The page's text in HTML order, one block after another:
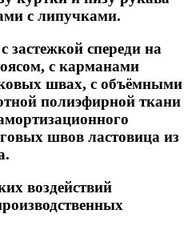
с липучками.
спереди на
с карманами
швах, с объёмными
полиэфирной ткани
швов ластовица из
воздействий